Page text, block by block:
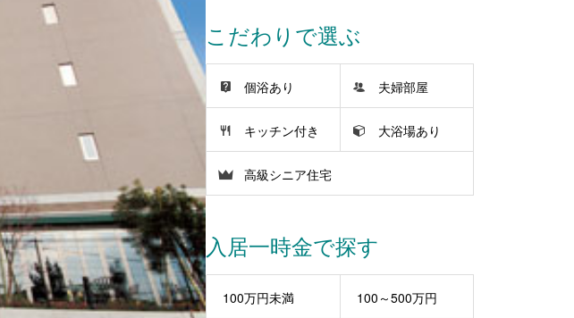
こだわりで選ぶ
個浴あり 夫婦部屋
キッチン付き 大浴場あり
高級シニア住宅
入居一時金で探す
100万円未満 100～500万円